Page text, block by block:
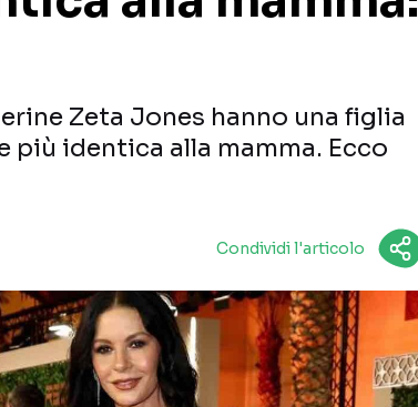
Zeta Jones hanno una figlia
più identica alla mamma. Ecco
Condividi l'articolo